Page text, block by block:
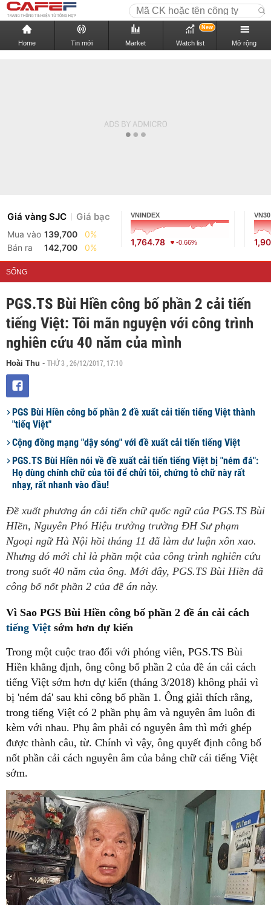
Home Tin mới Market Watch list
New
Mở rộng
Giá vàng SJC Giá bạc
Mua vào 139,700
0%
Bán ra
142,700 0%
VNINDEX
1,764.78 -0.66%
VN30
SỐNG
PGS.TS Bùi Hiền công bố phần 2 cải tiến
tiếng Việt: Tôi mãn nguyện với công trình
nghiên cứu 40 năm của mình
Hoài Thu - THỨ 3 , 26/12/2017, 17:10
PGS Bùi Hiền công bố phần 2 đề xuất cải tiến tiếng Việt thành
"tiếq Việt"
Cộng đồng mạng "dậy sóng" với đề xuất cải tiến tiếng Việt
PGS.TS Bùi Hiền nói về đề xuất cải tiến tiếng Việt bị "ném đá":
Họ dùng chính chữ của tôi để chửi tôi, chứng tỏ chữ này rất
nhạy, rất nhanh vào đầu!
Đề xuất phương án cải tiến chữ quốc ngữ của PGS.TS Bùi
HIền, Nguyên Phó Hiệu trưởng trường ĐH Sư phạm
Ngoại ngữ Hà Nội hồi tháng 11 đã làm dư luận xôn xao.
Nhưng đó mới chỉ là phần một của công trình nghiên cứu
trong suốt 40 năm của ông. Mới đây, PGS.TS Bùi Hiền đã
công bố nốt phần 2 của đề án này.
Vì Sao PGS Bùi Hiền công bố phần 2 đề án cải cách
tiếng Việt sớm hơn dự kiến
Trong một cuộc trao đổi với phóng viên, PGS.TS Bùi
Hiền khẳng định, ông công bố phần 2 của đề án cải cách
tiếng Việt sớm hơn dự kiến (tháng 3/2018) không phải vì
bị 'ném đá' sau khi công bố phần 1. Ông giải thích rằng,
trong tiếng Việt có 2 phần phụ âm và nguyên âm luôn đi
kèm với nhau. Phụ âm phải có nguyên âm thì mới ghép
được thành câu, từ. Chính vì vậy, ông quyết định công bố
nốt phần cải cách nguyên âm của bảng chữ cái tiếng Việt
sớm.